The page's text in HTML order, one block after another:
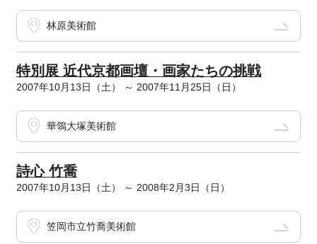
林原美術館
特別展 近代京都画壇・画家たちの挑戦
2007年10月13日（土） ～ 2007年11月25日（日）
華鴒大塚美術館
詩心 竹喬
2007年10月13日（土） ～ 2008年2月3日（日）
笠岡市立竹喬美術館